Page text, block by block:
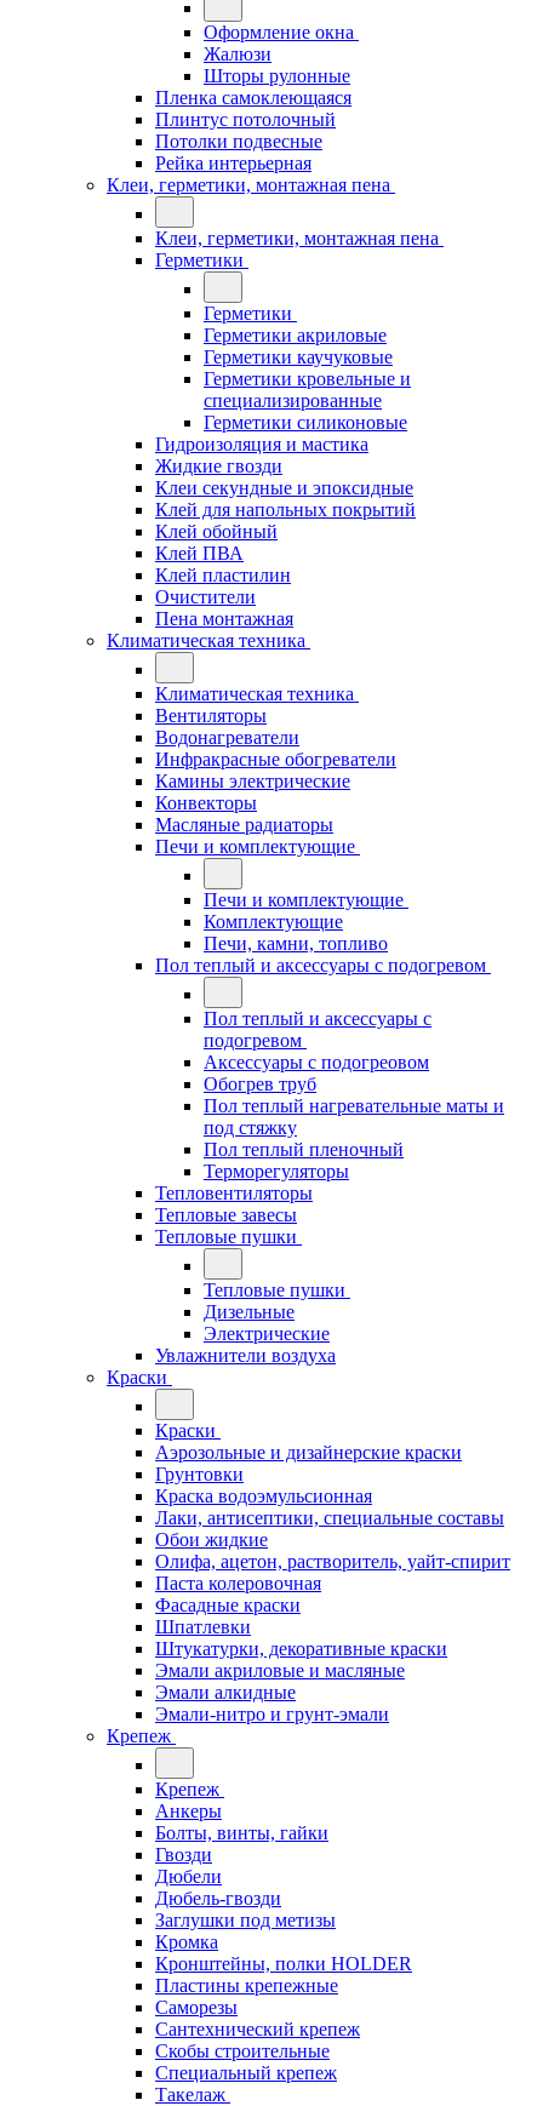
Оформление окна
Жалюзи
Шторы рулонные
Пленка самоклеющаяся
Плинтус потолочный
Потолки подвесные
Рейка интерьерная
Клеи, герметики, монтажная пена
Клеи, герметики, монтажная пена
Герметики
Герметики
Герметики акриловые
Герметики каучуковые
Герметики кровельные и
специализированные
Герметики силиконовые
Гидроизоляция и мастика
Жидкие гвозди
Клеи секундные и эпоксидные
Клей для напольных покрытий
Клей обойный
Клей ПВА
Клей пластилин
Очистители
Пена монтажная
Климатическая техника
Климатическая техника
Вентиляторы
Водонагреватели
Инфракрасные обогреватели
Камины электрические
Конвекторы
Масляные радиаторы
Печи и комплектующие
Печи и комплектующие
Комплектующие
Печи, камни, топливо
Пол теплый и аксессуары с подогревом
Пол теплый и аксессуары с
подогревом
Аксессуары с подогреовом
Обогрев труб
Пол теплый нагревательные маты и
под стяжку
Пол теплый пленочный
Терморегуляторы
Тепловентиляторы
Тепловые завесы
Тепловые пушки
Тепловые пушки
Дизельные
Электрические
Увлажнители воздуха
Краски
Краски
Аэрозольные и дизайнерские краски
Грунтовки
Краска водоэмульсионная
Лаки, антисептики, специальные составы
Обои жидкие
Олифа, ацетон, растворитель, уайт-спирит
Паста колеровочная
Фасадные краски
Шпатлевки
Штукатурки, декоративные краски
Эмали акриловые и масляные
Эмали алкидные
Эмали-нитро и грунт-эмали
Крепеж
Крепеж
Анкеры
Болты, винты, гайки
Гвозди
Дюбели
Дюбель-гвозди
Заглушки под метизы
Кромка
Кронштейны, полки НОLDER
Пластины крепежные
Саморезы
Сантехнический крепеж
Скобы строительные
Специальный крепеж
Такелаж